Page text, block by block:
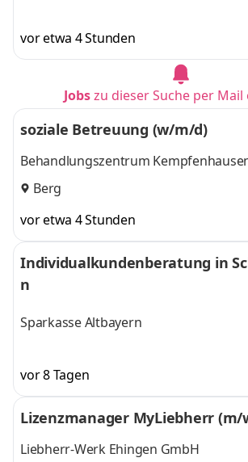
vor etwa 4 Stunden
Jobszu dieser Suche per
soziale Betreuung (w/m/d)
Behandlungszentrum
Multiple Sklerose Kranke
GmbH
Berg
vor etwa 4 Stunden
Individualkundenberatung in
n
Sparkasse Altbayern
vor 8 Tagen
Lizenzmanager MyLiebherr (m/
Liebherr-Werk Ehingen GmbH